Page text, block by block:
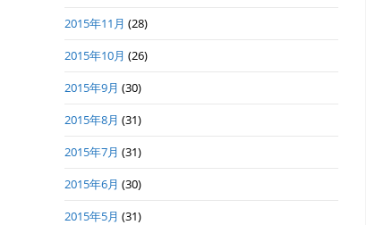
2015年11月 (28)
2015年10月 (26)
2015年9月 (30)
2015年8月 (31)
2015年7月 (31)
2015年6月 (30)
2015年5月 (31)